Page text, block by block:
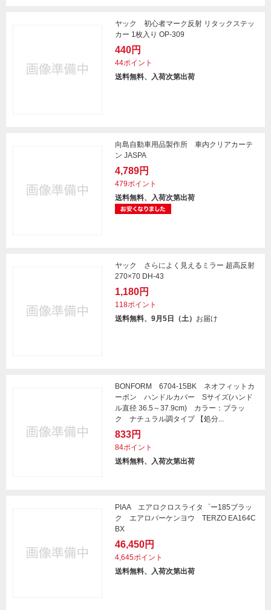
ヤック 初心者マーク反射 リタックステッ
カー 1枚入り OP-309
440円
44ポイント
送料無料、入荷次第出荷
向島自動車用品製作所 車内クリアカーテ
ン JASPA
4,789円
479ポイント
送料無料、入荷次第出荷
ヤック さらによく見えるミラー 超高反射
270×70 DH-43
1,180円
118ポイント
送料無料、9月5日（土） お届け
BONFORM 6704-15BK ネオフィットカ
ーボン ハンドルカバー Sサイズ(ハンド
ル直径 36.5～37.9cm) カラー：ブラッ
ク ナチュラル調タイプ 【処分...
833円
84ポイント
送料無料、入荷次第出荷
PIAA エアロクロスライタ゜ー185ブラッ
ク エアロバーケンヨウ TERZO EA164C
BX
46,450円
4,645ポイント
送料無料、入荷次第出荷